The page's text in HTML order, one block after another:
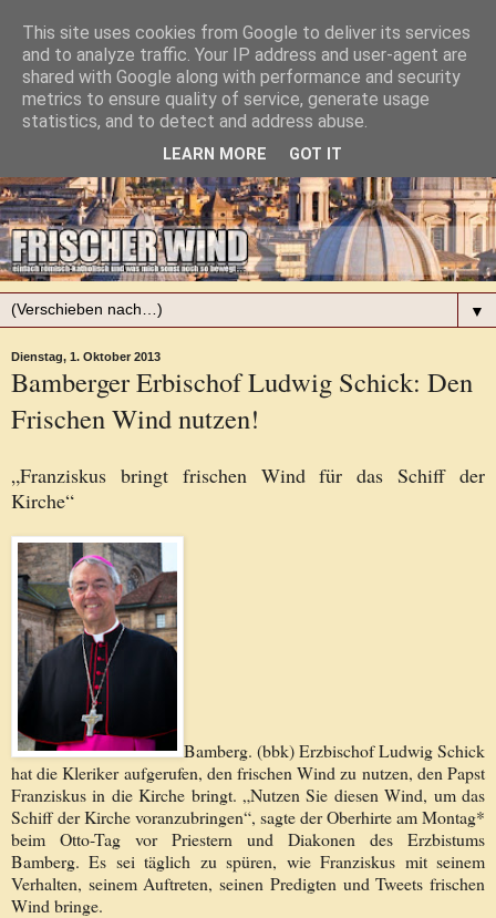
▼
Dienstag, 1. Oktober 2013
Bamberger Erbischof Ludwig Schick: Den
Frischen Wind nutzen!
„Franziskus bringt frischen Wind für das Schiff der
Kirche“
Bamberg. (bbk) Erzbischof Ludwig Schick
hat die Kleriker aufgerufen, den frischen Wind zu nutzen, den Papst
Franziskus in die Kirche bringt. „Nutzen Sie diesen Wind, um das
Schiff der Kirche voranzubringen“, sagte der Oberhirte am Montag*
beim Otto-Tag vor Priestern und Diakonen des Erzbistums
Bamberg. Es sei täglich zu spüren, wie Franziskus mit seinem
Verhalten, seinem Auftreten, seinen Predigten und Tweets frischen
Wind bringe.
This site uses cookies from Google to deliver its services
and to analyze traffic. Your IP address and user-agent are
shared with Google along with performance and security
metrics to ensure quality of service, generate usage
statistics, and to detect and address abuse.
LEARN MORE GOT IT